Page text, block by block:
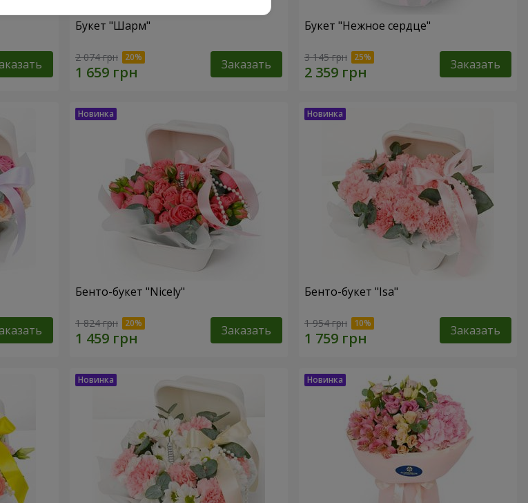
Букет "Шарм"
2 074 грн Заказать
Букет "Нежное сердце"
3 145 грн Заказать
Бенто-букет "Nicely"
1 824 грн Заказать
Бенто-букет "Isa"
1 954 грн Заказать